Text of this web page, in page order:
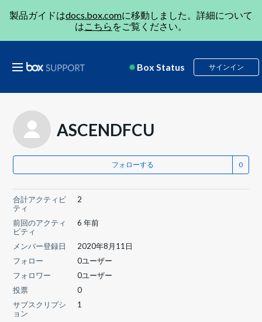
製品ガイドはdocs.box.comに移動しました。詳細について
はこちら をご覧ください。
Box Status サインイン
ASCENDFCU
フォローする
合計アクティビ
ティ
2
前回のアクティ
ビティ
6 年前
メンバー登録日
2020年8月11日
フォロー
0ユーザー
フォロワー
0ユーザー
投票
0
サブスクリプシ
ョン
1